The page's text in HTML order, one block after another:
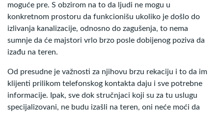
moguće pre. S obzirom na to da ljudi ne mogu u
konkretnom prostoru da funkcionišu ukoliko je došlo do
izlivanja kanalizacije, odnosno do zagušenja, to nema
sumnje da će majstori vrlo brzo posle dobijenog poziva da
izađu na teren.
Od presudne je važnosti za njihovu brzu rekaciju i to da im
klijenti prilikom telefonskog kontakta daju i sve potrebne
informacije. Ipak, sve dok stručnjaci koji su za tu uslugu
specijalizovani, ne budu izašli na teren, oni neće moći da